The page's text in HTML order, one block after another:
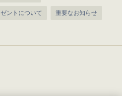
ントについて 重要なお知らせ